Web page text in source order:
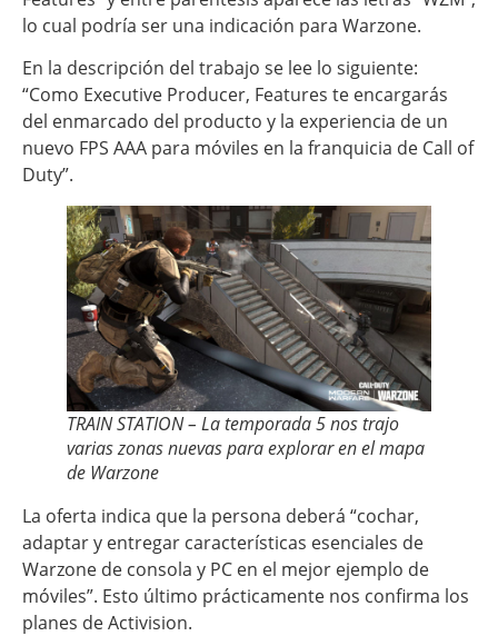
lo cual podría ser una indicación para Warzone.
En la descripción del trabajo se lee lo siguiente:
“Como Executive Producer, Features te encargarás
del enmarcado del producto y la experiencia de un
nuevo FPS AAA para móviles en la franquicia de Call of
Duty”.
TRAIN STATION – La temporada 5 nos trajo
varias zonas nuevas para explorar en el mapa
de Warzone
La oferta indica que la persona deberá “cochar,
adaptar y entregar características esenciales de
Warzone de consola y PC en el mejor ejemplo de
móviles”. Esto último prácticamente nos confirma los
planes de Activision.